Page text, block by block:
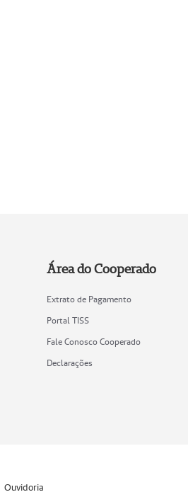
Área do Cooperado
Extrato de Pagamento
Portal TISS
Fale Conosco Cooperado
Declarações
Ouvidoria